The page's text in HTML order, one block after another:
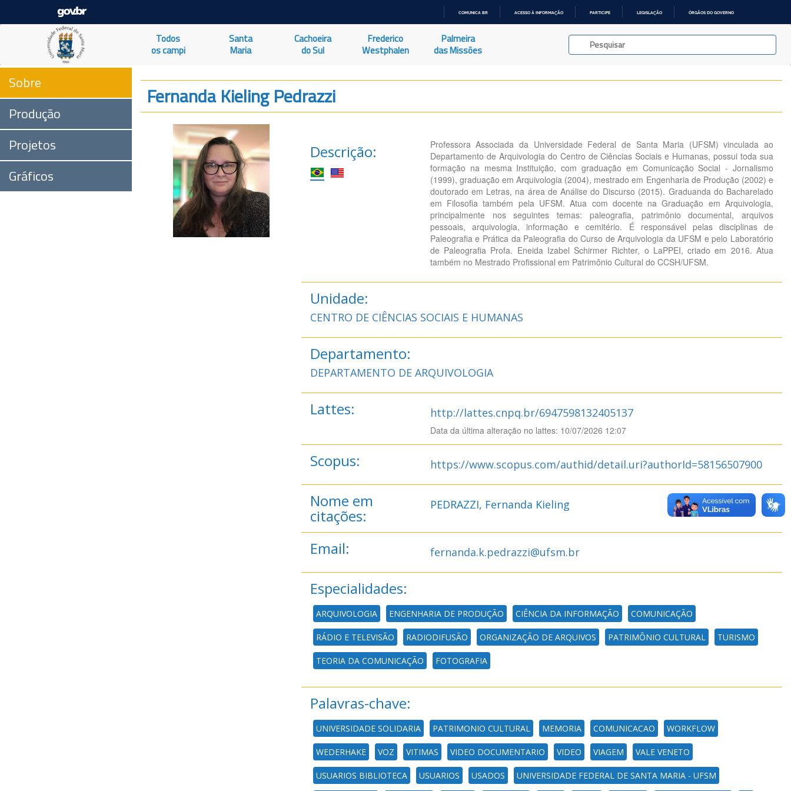
O
COMUNICA BR ACESSO À INFORMAÇÃO PARTICIPE LEGISLAÇÃO ÓRGÃOS DO GOVERNO
Todos
os campi
Santa
Maria
Cachoeira
do Sul
Frederico
Westphalen
Palmeira
das Missões
Sobre
Produção
Projetos
Gráficos
Fernanda Kieling Pedrazzi
Descrição:
Professora Associada da Universidade Federal de Santa Maria (UFSM) vinculada ao
Departamento de Arquivologia do Centro de Ciências Sociais e Humanas, possui toda sua
formação na mesma Instituição, com graduação em Comunicação Social - Jornalismo
(1999), graduação em Arquivologia (2004), mestrado em Engenharia de Produção (2002) e
doutorado em Letras, na área de Análise do Discurso (2015). Graduanda do Bacharelado
em Filosofia também pela UFSM. Atua com docente na Graduação em Arquivologia,
principalmente nos seguintes temas: paleografia, patrimônio documental, arquivos
pessoais, arquivologia, informação e cemitério. É responsável pelas disciplinas de
Paleografia e Prática da Paleografia do Curso de Arquivologia da UFSM e pelo Laboratório
de Paleografia Profa. Eneida Izabel Schirmer Richter, o LaPPEI, criado em 2016. Atua
também no Mestrado Profissional em Patrimônio Cultural do CCSH/UFSM.
Unidade:
CENTRO DE CIÊNCIAS SOCIAIS E HUMANAS
Departamento:
DEPARTAMENTO DE ARQUIVOLOGIA
Lattes: http://lattes.cnpq.br/6947598132405137
Data da última alteração no lattes: 10/07/2026 12:07
Scopus: https://www.scopus.com/authid/detail.uri?authorId=58156507900
Nome em
citações:
PEDRAZZI, Fernanda Kieling
Email: fernanda.k.pedrazzi@ufsm.br
Especialidades:
ARQUIVOLOGIA ENGENHARIA DE PRODUÇÃO CIÊNCIA DA INFORMAÇÃO COMUNICAÇÃO
RÁDIO E TELEVISÃO RADIODIFUSÃO ORGANIZAÇÃO DE ARQUIVOS PATRIMÔNIO CULTURAL TURISMO
TEORIA DA COMUNICAÇÃO FOTOGRAFIA
Palavras-chave:
UNIVERSIDADE SOLIDARIA PATRIMONIO CULTURAL MEMORIA COMUNICACAO WORKFLOW
WEDERHAKE VOZ VITIMAS VIDEO DOCUMENTARIO VIDEO VIAGEM VALE VENETO
USUARIOS BIBLIOTECA USUARIOS USADOS UNIVERSIDADE FEDERAL DE SANTA MARIA - UFSM